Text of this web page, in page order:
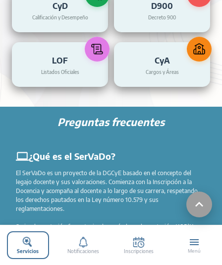
CyD
Calificación y Desempeño
D900
Decreto 900
LOF
Listados Oficiales
CyA
Cargos y Áreas
Preguntas frecuentes
¿Qué es el SerVaDo?
El SerVaDo es un proyecto de la DGCyE basado en el concepto del
legajo docente y sus valoraciones. Comienza con la Inscripción a la
Docencia y acompaña al docente a lo largo de su carrera, respetando
los derechos pautados en la Ley número 10.579 y sus
reglamentaciones.
Su implementación fue autorizada según la reglamentación4185/11y
ahora cuenta con una interfaz moderna y adaptable a todos los
dispositivos móviles. Podés descargarla en tu PC o celular iOS y
Android.
Servicios Notificaciones Inscripciones Menú